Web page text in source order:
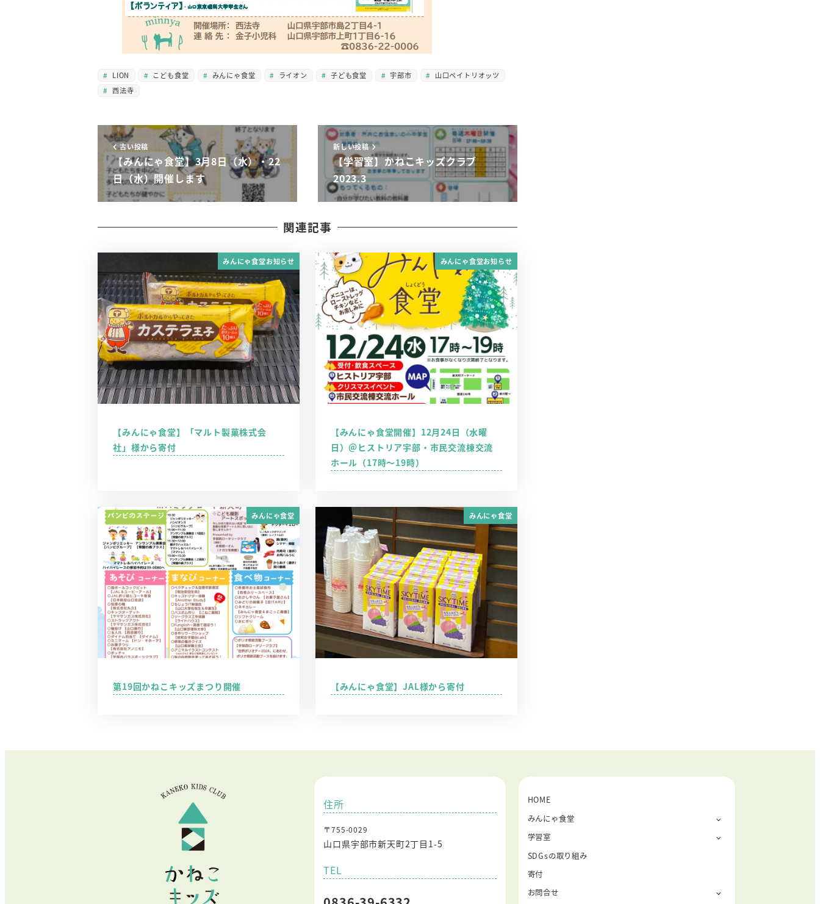
LION こども食堂 みんにゃ食堂 ライオン 子ども食堂 宇部市
山口ペイトリオッツ
西法寺
古い投稿
【みんにゃ食堂】3月8日（水）・22
日（水）開催します
新しい投稿
【学習室】かねこキッズクラブ
2023.3
関連記事
みんにゃ食堂お知らせ
【みんにゃ食堂】「マルト製菓株式会
社」様から寄付
みんにゃ食堂お知らせ
【みんにゃ食堂開催】12月24日（水曜
日）＠ヒストリア宇部・市民交流棟交流
ホール（17時～19時）
みんにゃ食堂
第19回かねこキッズまつり開催
みんにゃ食堂
【みんにゃ食堂】JAL様から寄付
住所
〒755-0029
山口県宇部市新天町2丁目1-5
TEL
HOME
みんにゃ食堂
学習室
SDGsの取り組み
寄付
お問合せ